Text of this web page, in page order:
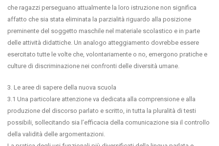
che ragazzi perseguano attualmente la loro istruzione non significa
affatto che sia stata eliminata la parzialità riguardo alla posizione
preminente del soggetto maschile nel materiale scolastico e in parte
delle attività didattiche. Un analogo atteggiamento dovrebbe essere
esercitato tutte le volte che, volontariamente o no, emergono pratiche e
culture di discriminazione nei confronti delle diversità umane.
3. Le aree di sapere della nuova scuola
3.1 Una particolare attenzione va dedicata alla comprensione e alla
produzione del discorso parlato e scritto, in tutta la pluralità di testi
possibili, sollecitando sia l’efficacia della comunicazione sia il controllo
della validità delle argomentazioni.